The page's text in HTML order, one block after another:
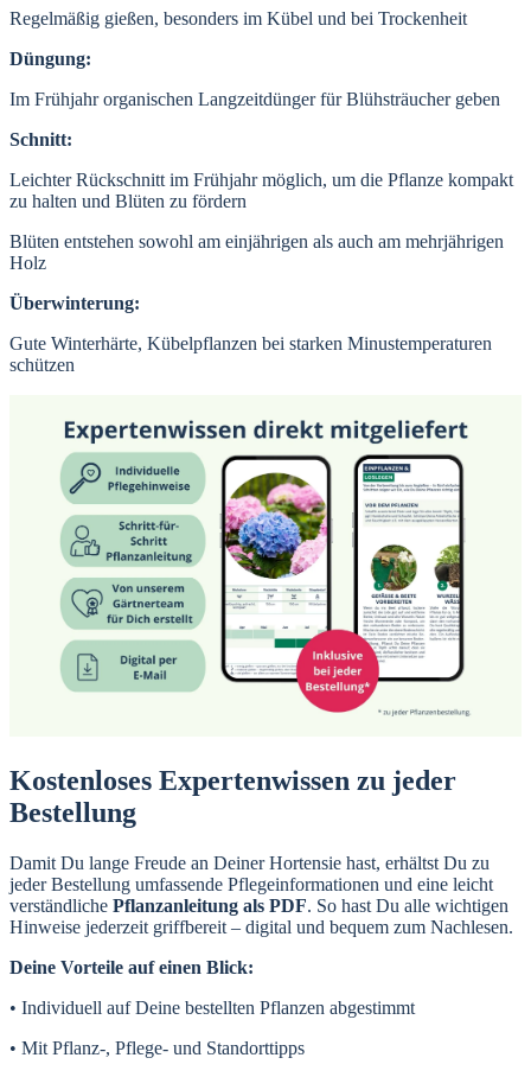
Regelmäßig gießen, besonders im Kübel und bei Trockenheit
Düngung:
Im Frühjahr organischen Langzeitdünger für Blühsträucher geben
Schnitt:
Leichter Rückschnitt im Frühjahr möglich, um die Pflanze kompakt
zu halten und Blüten zu fördern
Blüten entstehen sowohl am einjährigen als auch am mehrjährigen
Holz
Überwinterung:
Gute Winterhärte, Kübelpflanzen bei starken Minustemperaturen
schützen
Kostenloses Expertenwissen zu jeder
Bestellung
Damit Du lange Freude an Deiner Hortensie hast, erhältst Du zu
jeder Bestellung umfassende Pflegeinformationen und eine leicht
verständliche Pflanzanleitung als PDF. So hast Du alle wichtigen
Hinweise jederzeit griffbereit – digital und bequem zum Nachlesen.
Deine Vorteile auf einen Blick:
• Individuell auf Deine bestellten Pflanzen abgestimmt
• Mit Pflanz-, Pflege- und Standorttipps